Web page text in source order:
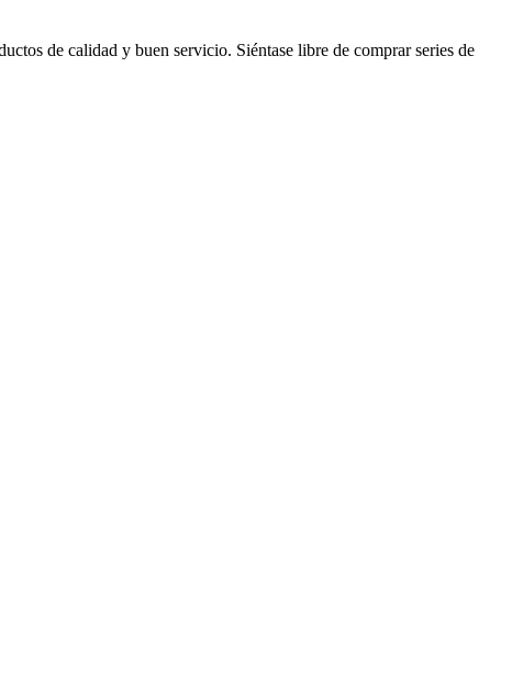
de calidad y buen servicio. Siéntase libre de comprar series de